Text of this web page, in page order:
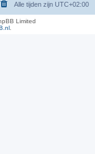
Alle tijden zijn UTC+02:00
Limited